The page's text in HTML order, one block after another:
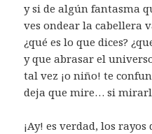
y si de algún fantasma
ves ondear la cabellera
¿qué es lo que dices?
y que abrasar el
tal vez ¡o niño! te
deja que mire… si
¡Ay! es verdad, los